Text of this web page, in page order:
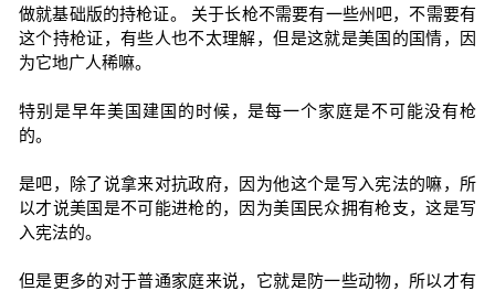
做就基础版的持枪证。 关于长枪不需要有一些州吧，不需要有
这个持枪证，有些人也不太理解，但是这就是美国的国情，因
为它地广人稀嘛。
特别是早年美国建国的时候，是每一个家庭是不可能没有枪
的。
是吧，除了说拿来对抗政府，因为他这个是写入宪法的嘛，所
以才说美国是不可能进枪的，因为美国民众拥有枪支，这是写
入宪法的。
但是更多的对于普通家庭来说，它就是防一些动物，所以才有